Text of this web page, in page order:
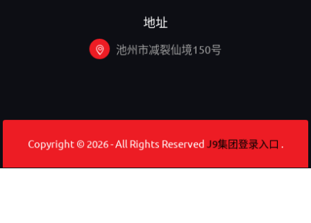
地址
池州市减裂仙境150号
Copyright © 2026 - All Rights ReservedJ9集团登录入口 .